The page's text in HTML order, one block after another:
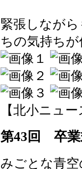
緊張しなが
ちの気持ち
【北小ニュ
第43回 卒
みごとな青